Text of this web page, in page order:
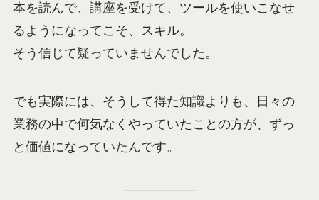
本を読んで、講座を受けて、ツールを使いこなせ
るようになってこそ、スキル。
そう信じて疑っていませんでした。
でも実際には、そうして得た知識よりも、日々の
業務の中で何気なくやっていたことの方が、ずっ
と価値になっていたんです。